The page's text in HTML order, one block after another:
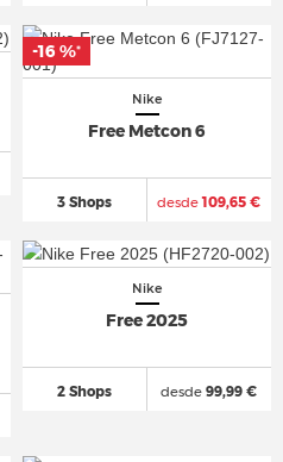
Nike
Free Metcon 6
3 Shops desde109,65 €
-16 %*
Nike
Free 2025
2 Shops desde 99,99 €